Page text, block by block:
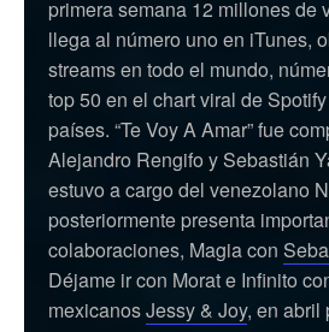
primera semana 12 millones de
llega al número uno en iTunes,
streams en todo el mundo,
top 50 en el chart viral de
países. “Te Voy A Amar” fue
Alejandro Rengifo y Sebastián
estuvo a cargo del venezolano
posteriormente presenta
colaboraciones, Magia con
Déjame ir con Morat e Infinito
mexicanosJessy & Joy, en abril